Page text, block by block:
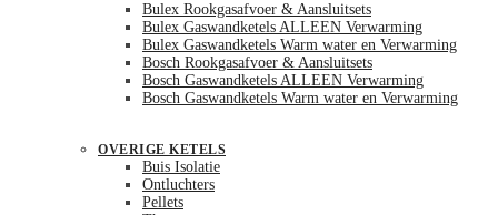
Bulex Rookgasafvoer & Aansluitsets
Bulex Gaswandketels ALLEEN Verwarming
Bulex Gaswandketels Warm water en Verwarming
Bosch Rookgasafvoer & Aansluitsets
Bosch Gaswandketels ALLEEN Verwarming
Bosch Gaswandketels Warm water en Verwarming
OVERIGE KETELS
Buis Isolatie
Ontluchters
Pellets